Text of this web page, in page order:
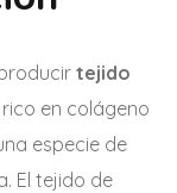
tejido
en colágeno
especie de
El tejido de